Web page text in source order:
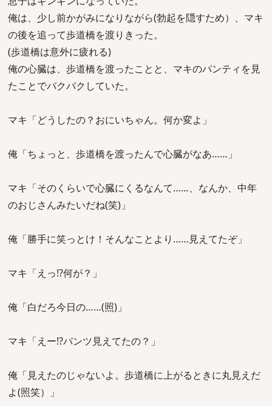
俺は、少し前かがみになりながら(勃起を隠すため）、マキ
の後を追って歩道橋を渡りきった。
(歩道橋は意外に疲れる)
俺の心臓は、歩道橋を渡ったことと、マキのパンティを見
たことでバクバクしていた。
マキ「どうしたの？おにいちゃん。何か変よ」
俺「ちょっと、歩道橋を渡ったんで心臓がなあ……」
マキ「そのくらいで心臓にくるなんて……、なんか、中年
のおじさんみたいだね(笑)」
俺「勝手に笑っとけ！そんなことより……見えてたぞ」
マキ「えっ!?何が？」
俺「白だろ今日の……(照)」
マキ「えー!?パンツ見えてたの？」
俺「見えたのじゃないよ。歩道橋に上がるときに丸見えだ
よ(照笑）」